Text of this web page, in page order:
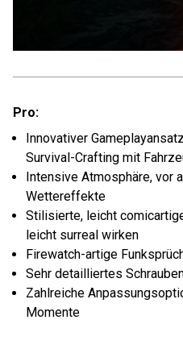
Pro:
Innovativer
Survival-Crafting mit
Intensive Atmosphäre, vor
Wettereffekte
Stilisierte, leicht
leicht surreal wirken
Firewatch-artige
Sehr detailliertes
Zahlreiche
Momente